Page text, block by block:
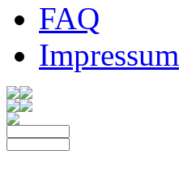
FAQ
Impressum